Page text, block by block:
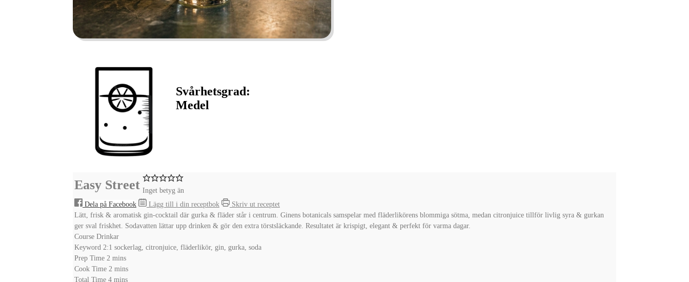
Svårhetsgrad:
Medel
Easy Street Inget betyg än
Dela på Facebook
Lägg till i din receptbok
Skriv ut receptet
Lätt, frisk & aromatisk gin-cocktail där gurka & fläder står i centrum. Ginens botanicals samspelar med fläderlikörens blommiga sötma, medan citronjuice tillför livlig syra & gurkan
ger sval friskhet. Sodavatten lättar upp drinken & gör den extra törstsläckande. Resultatet är krispigt, elegant & perfekt för varma dagar.
Course Drinkar
Keyword 2:1 sockerlag, citronjuice, fläderlikör, gin, gurka, soda
Prep Time 2 minutes
mins
Cook Time 2 minutes
mins
Total Time 4minutes
mins